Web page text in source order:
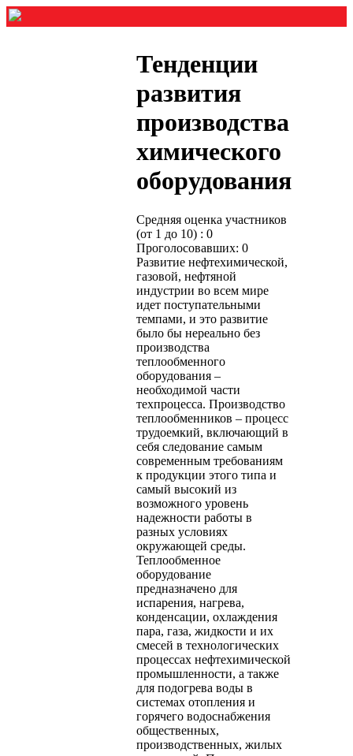
Тенденции
развития
производства
химического
оборудования
Средняя оценка участников
(от 1 до 10) : 0
Проголосовавших: 0
Развитие нефтехимической,
газовой, нефтяной
индустрии во всем мире
идет поступательными
темпами, и это развитие
было бы нереально без
производства
теплообменного
оборудования –
необходимой части
техпроцесса. Производство
теплообменников – процесс
трудоемкий, включающий в
себя следование самым
современным требованиям
к продукции этого типа и
самый высокий из
возможного уровень
надежности работы в
разных условиях
окружающей среды.
Теплообменное
оборудование
предназначено для
испарения, нагрева,
конденсации, охлаждения
пара, газа, жидкости и их
смесей в технологических
процессах нефтехимической
промышленности, а также
для подогрева воды в
системах отопления и
горячего водоснабжения
общественных,
производственных, жилых